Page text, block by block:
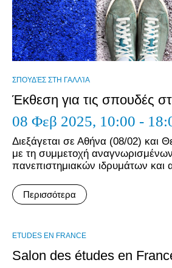
ΣΠΟΥΔΈΣ ΣΤΗ ΓΑΛΛΊΑ
Έκθεση για τις σπουδές
08 Φεβ 2025, 10:00 -
Διεξάγεται σε Αθήνα (08/02) και
με τη συμμετοχή
πανεπιστημιακών ιδρυμάτων
Περισσότερα
ΕTUDES EN FRANCE
Salon des études en